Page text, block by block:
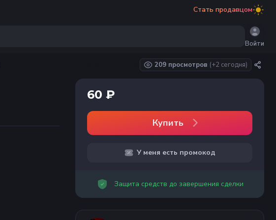
Стать продавцом
Войти
209 просмотров (+2сегодня)
60 ₽
Купить
У меня есть промокод
Защита средств до завершения сделки